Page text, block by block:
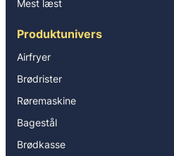
Mest læst
Produktunivers
Airfryer
Brødrister
Røremaskine
Bagestål
Brødkasse